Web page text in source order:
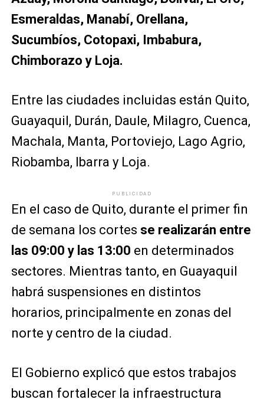
Esmeraldas, Manabí, Orellana,
Sucumbíos, Cotopaxi, Imbabura,
Chimborazo y Loja.
Entre las ciudades incluidas están Quito,
Guayaquil, Durán, Daule, Milagro, Cuenca,
Machala, Manta, Portoviejo, Lago Agrio,
Riobamba, Ibarra y Loja.
PUBLICIDAD
En el caso de Quito, durante el primer fin
de semana los cortes se realizarán entre
las 09:00 y las 13:00 en determinados
sectores. Mientras tanto, en Guayaquil
habrá suspensiones en distintos
horarios, principalmente en zonas del
norte y centro de la ciudad.
El Gobierno explicó que estos trabajos
buscan fortalecer la infraestructura